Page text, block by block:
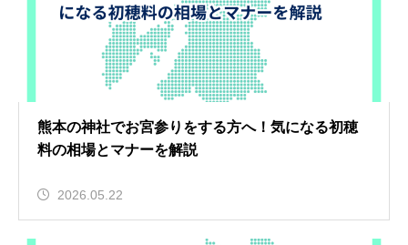
熊本の神社でお宮参りをする方へ！気になる初穂
料の相場とマナーを解説
2026.05.22